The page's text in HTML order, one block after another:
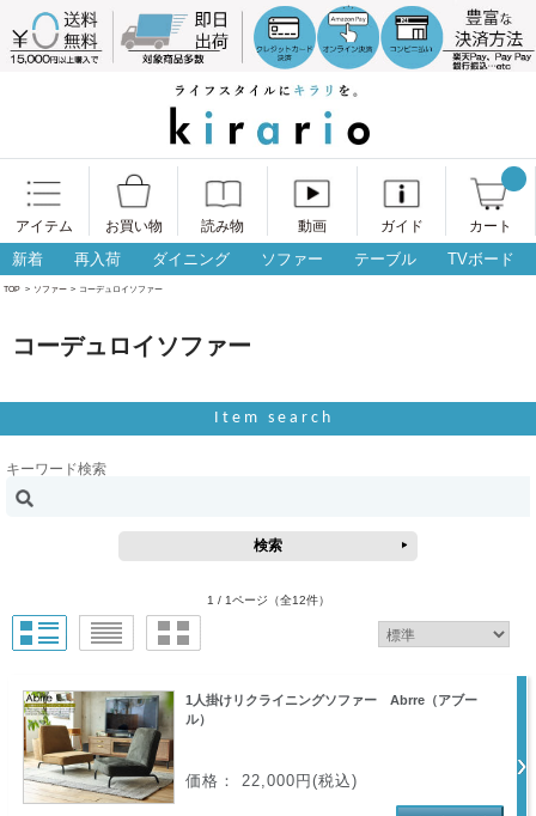
アイテム お買い物 読み物 動画 ガイド カート
新着 再入荷 ダイニング ソファー テーブル TVボード
TOP > ソファー > コーデュロイソファー
コーデュロイソファー
Item search
キーワード検索
1 / 1ページ （全12件）
1人掛けリクライニングソファー Abrre（アブー
ル）
価格： 22,000円(税込)